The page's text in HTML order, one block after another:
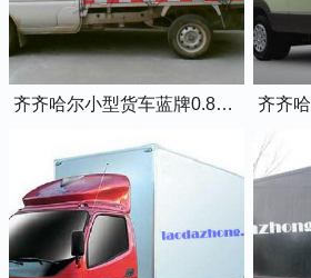
齐齐哈尔小型货车蓝牌0.8吨小卡车